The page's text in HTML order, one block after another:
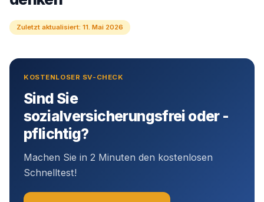
Zuletzt aktualisiert: 11. Mai 2026
KOSTENLOSER SV-CHECK
Sind Sie
sozialversicherungsfrei oder -
pflichtig?
Machen Sie in 2 Minuten den kostenlosen
Schnelltest!